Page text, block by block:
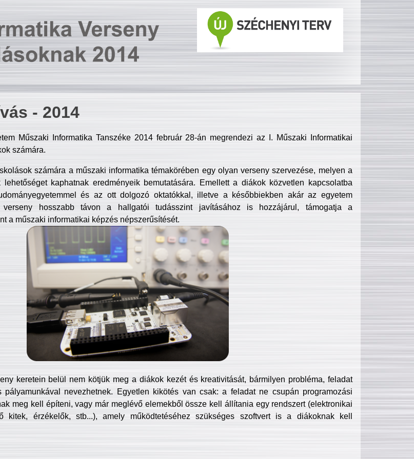
- 2014
Műszaki Informatika Tanszéke 2014 február 28-án megrendezi az I. Műszaki Informatikai
számára.
számára a műszaki informatika témakörében egy olyan verseny szervezése, melyen a
lehetőséget kaphatnak eredményeik bemutatására. Emellett a diákok közvetlen kapcsolatba
és az ott dolgozó oktatókkal, illetve a későbbiekben akár az egyetem
verseny hosszabb távon a hallgatói tudásszint javításához is hozzájárul, támogatja a
a műszaki informatikai képzés népszerűsítését.
keretein belül nem kötjük meg a diákok kezét és kreativitását, bármilyen probléma, feladat
pályamunkával nevezhetnek. Egyetlen kikötés van csak: a feladat ne csupán programozási
meg kell építeni, vagy már meglévő elemekből össze kell állítania egy rendszert (elektronikai
kitek, érzékelők, stb...), amely működtetéséhez szükséges szoftvert is a diákoknak kell